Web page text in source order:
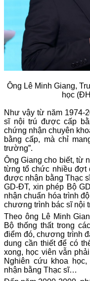
Ông Lê Minh Giang,
học
Như vậy từ năm 1974-
sĩ nội trú được cấp
chứng nhận chuyên
bằng cấp, mà chỉ
trường”.
Ông Giang cho biết, từ
từng tổ chức nhiều đợt
được nhận bằng Thạc
GD-ĐT, xin phép Bộ
nhận chuẩn hóa trình
chương trình bác sĩ nội
Theo ông Lê Minh
Bộ thống thất trong
điểm đó, chương trình
dung cần thiết để có
xong, học viên vẫn
Nghiên cứu khoa
nhận bằng Thạc sĩ…